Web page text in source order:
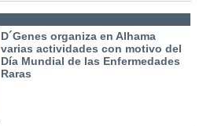
D´Genes organiza en Alhama
varias actividades con motivo del
Día Mundial de las Enfermedades
Raras